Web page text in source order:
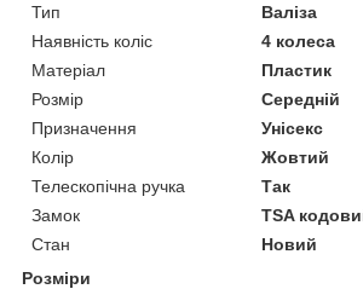
Тип
Валіза
Наявність коліс
4 колеса
Матеріал
Пластик
Розмір
Середній
Призначення
Унісекс
Колір
Жовтий
Телескопічна ручка
Так
Замок
TSA
Стан
Новий
Розміри